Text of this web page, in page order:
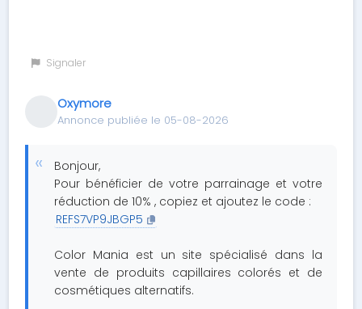
Signaler
Oxymore
Annonce publiée le 05-08-2026
Bonjour,
Pour bénéficier de votre parrainage et votre
réduction de 10% , copiez et ajoutez le code :
REFS7VP9JBGP5
Color Mania est un site spécialisé dans la
vente de produits capillaires colorés et de
cosmétiques alternatifs.